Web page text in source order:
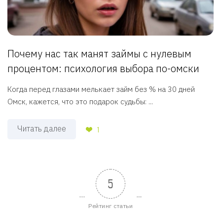
Почему нас так манят займы с нулевым
процентом: психология выбора по-омски
Когда перед глазами мелькает займ без % на 30 дней
Омск, кажется, что это подарок судьбы: ...
Читать далее 1
5
Рейтинг статьи